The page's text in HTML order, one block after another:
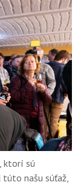
ktorí sú
našu súťaž,